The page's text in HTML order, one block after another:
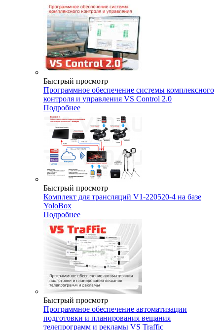
Быстрый просмотр
Программное обеспечение системы комплексного
контроля и управления VS Control 2.0
Подробнее
Быстрый просмотр
Комплект для трансляций V1-220520-4 на базе
YoloBox
Подробнее
Быстрый просмотр
Программное обеспечение автоматизации
подготовки и планирования вещания
телепрограмм и рекламы VS Traffic